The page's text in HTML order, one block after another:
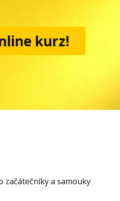
kurz!
začátečníky a samouky